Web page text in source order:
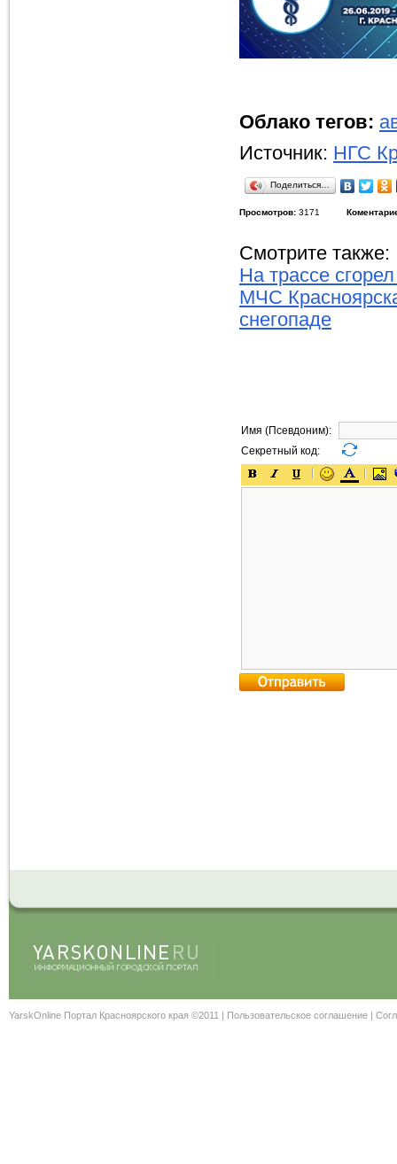
Облако тегов:
Источник: НГС
Поделиться…
Просмотров: 3171
Смотрите также:
На трассе
МЧС
снегопаде
Имя (Псевдоним):
Секретный код:
YarskOnline Портал Красноярского края ©2011 | Пользовательское соглашение |